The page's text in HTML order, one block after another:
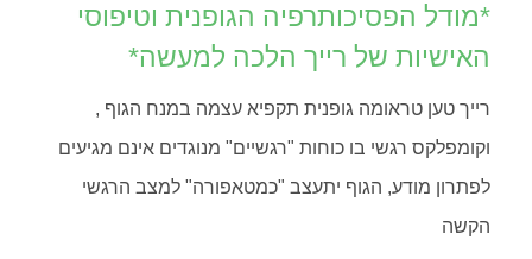
*מודל הפסיכותרפיה הגופנית וטיפוסי
האישיות של רייך הלכה למעשה*
רייך טען טראומה גופנית תקפיא עצמה במנח הגוף ,
וקומפלקס רגשי בו כוחות "רגשיים" מנוגדים אינם מגיעים
לפתרון מודע, הגוף יתעצב "כמטאפורה" למצב הרגשי
הקשה